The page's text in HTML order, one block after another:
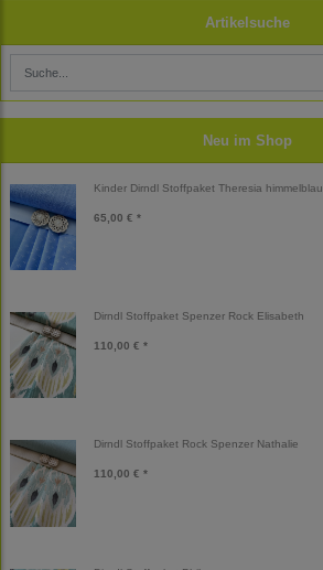
Artikelsuche
Neu im Shop
Kinder Dirndl Stoffpaket Theresia himmelblau
65,00 € *
Dirndl Stoffpaket Spenzer Rock Elisabeth
110,00 € *
Dirndl Stoffpaket Rock Spenzer Nathalie
110,00 € *